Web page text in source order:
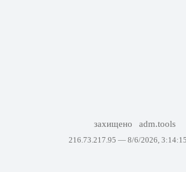
захищено adm.tools
216.73.217.95 — 8/6/2026,